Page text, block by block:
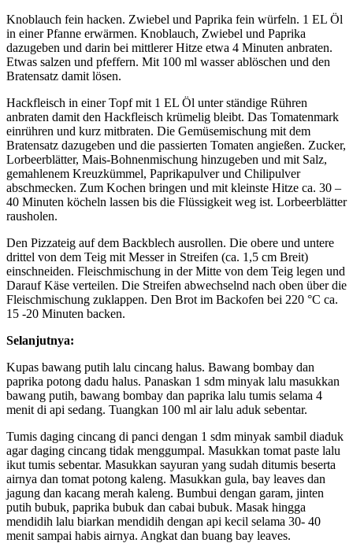
Knoblauch fein hacken. Zwiebel und Paprika fein würfeln. 1 EL Öl
in einer Pfanne erwärmen. Knoblauch, Zwiebel und Paprika
dazugeben und darin bei mittlerer Hitze etwa 4 Minuten anbraten.
Etwas salzen und pfeffern. Mit 100 ml wasser ablöschen und den
Bratensatz damit lösen.
Hackfleisch in einer Topf mit 1 EL Öl unter ständige Rühren
anbraten damit den Hackfleisch krümelig bleibt. Das Tomatenmark
einrühren und kurz mitbraten. Die Gemüsemischung mit dem
Bratensatz dazugeben und die passierten Tomaten angießen. Zucker,
Lorbeerblätter, Mais-Bohnenmischung hinzugeben und mit Salz,
gemahlenem Kreuzkümmel, Paprikapulver und Chilipulver
abschmecken. Zum Kochen bringen und mit kleinste Hitze ca. 30 –
40 Minuten köcheln lassen bis die Flüssigkeit weg ist. Lorbeerblätter
rausholen.
Den Pizzateig auf dem Backblech ausrollen. Die obere und untere
drittel von dem Teig mit Messer in Streifen (ca. 1,5 cm Breit)
einschneiden. Fleischmischung in der Mitte von dem Teig legen und
Darauf Käse verteilen. Die Streifen abwechselnd nach oben über die
Fleischmischung zuklappen. Den Brot im Backofen bei 220 °C ca.
15 -20 Minuten backen.
Selanjutnya:
Kupas bawang putih lalu cincang halus. Bawang bombay dan
paprika potong dadu halus. Panaskan 1 sdm minyak lalu masukkan
bawang putih, bawang bombay dan paprika lalu tumis selama 4
menit di api sedang. Tuangkan 100 ml air lalu aduk sebentar.
Tumis daging cincang di panci dengan 1 sdm minyak sambil diaduk
agar daging cincang tidak menggumpal. Masukkan tomat paste lalu
ikut tumis sebentar. Masukkan sayuran yang sudah ditumis beserta
airnya dan tomat potong kaleng. Masukkan gula, bay leaves dan
jagung dan kacang merah kaleng. Bumbui dengan garam, jinten
putih bubuk, paprika bubuk dan cabai bubuk. Masak hingga
mendidih lalu biarkan mendidih dengan api kecil selama 30- 40
menit sampai habis airnya. Angkat dan buang bay leaves.